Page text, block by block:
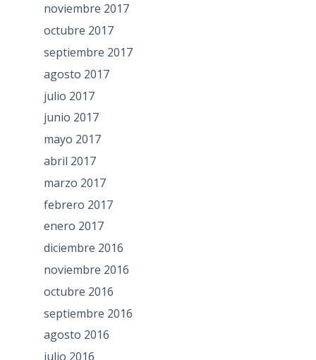
noviembre 2017
octubre 2017
septiembre 2017
agosto 2017
julio 2017
junio 2017
mayo 2017
abril 2017
marzo 2017
febrero 2017
enero 2017
diciembre 2016
noviembre 2016
octubre 2016
septiembre 2016
agosto 2016
julio 2016